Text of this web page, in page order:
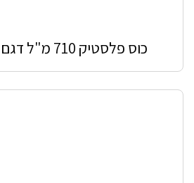
כוס פלסטיק 710 מ"ל דגם TD24 מהודר